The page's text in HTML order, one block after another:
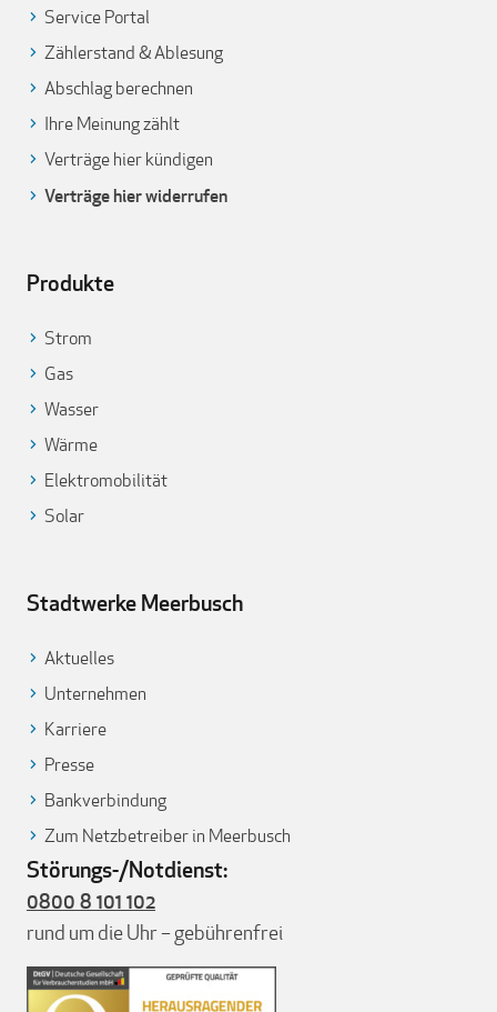
Service Portal
Zählerstand & Ablesung
Abschlag berechnen
Ihre Meinung zählt
Verträge hier kündigen
Verträge hier widerrufen
Produkte
Strom
Gas
Wasser
Wärme
Elektromobilität
Solar
Stadtwerke Meerbusch
Aktuelles
Unternehmen
Karriere
Presse
Bankverbindung
Zum Netzbetreiber in Meerbusch
Störungs-/Notdienst:
0800 8 101 102
rund um die Uhr – gebührenfrei